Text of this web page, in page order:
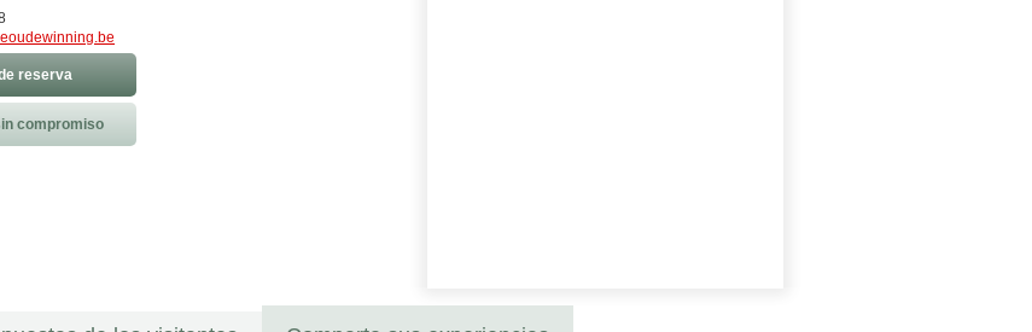
reserva
compromiso